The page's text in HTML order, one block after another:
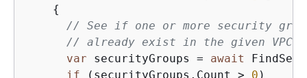
{
// See if one or more security
// already exist in the given
var securityGroups = await
if (securityGroups.Count > 0 )